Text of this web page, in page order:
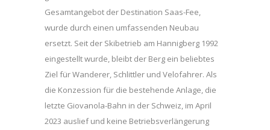
Gesamtangebot der Destination Saas-Fee,
wurde durch einen umfassenden Neubau
ersetzt. Seit der Skibetrieb am Hannigberg 1992
eingestellt wurde, bleibt der Berg ein beliebtes
Ziel für Wanderer, Schlittler und Velofahrer. Als
die Konzession für die bestehende Anlage, die
letzte Giovanola-Bahn in der Schweiz, im April
2023 auslief und keine Betriebsverlängerung